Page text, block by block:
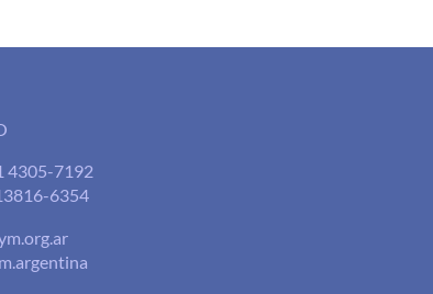
4305-7192
6354